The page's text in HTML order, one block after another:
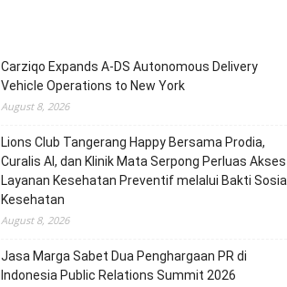
Carziqo Expands A-DS Autonomous Delivery
Vehicle Operations to New York
August 8, 2026
Lions Club Tangerang Happy Bersama Prodia,
Curalis AI, dan Klinik Mata Serpong Perluas Akses
Layanan Kesehatan Preventif melalui Bakti Sosial
Kesehatan
August 8, 2026
Jasa Marga Sabet Dua Penghargaan PR di
Indonesia Public Relations Summit 2026